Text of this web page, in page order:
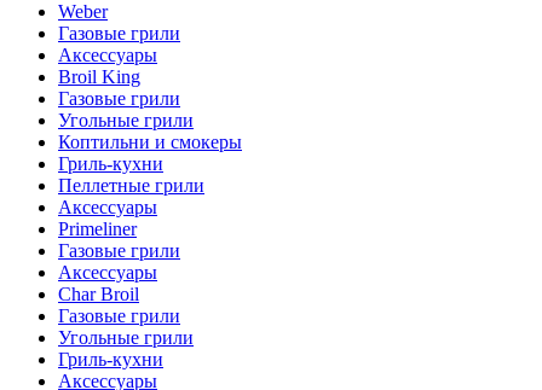
Weber
Газовые грили
Аксессуары
Broil King
Газовые грили
Угольные грили
Коптильни и смокеры
Гриль-кухни
Пеллетные грили
Аксессуары
Primeliner
Газовые грили
Аксессуары
Char Broil
Газовые грили
Угольные грили
Гриль-кухни
Аксессуары